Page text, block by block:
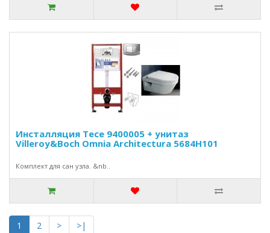
Инсталляция Tece 9400005 + унитаз
Villeroy&Boch Omnia Architectura 5684H101
Комплект для сан узла. &nb..
1 2 >
>|